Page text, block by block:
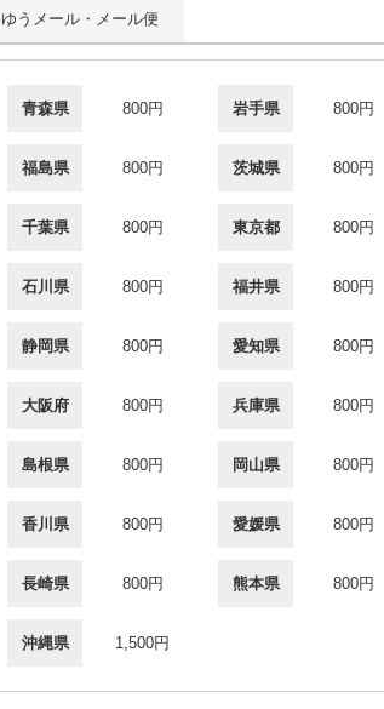
ゆうメール・メール便
青森県 800円 岩手県 800円
福島県 800円 茨城県 800円
千葉県 800円 東京都 800円
石川県 800円 福井県 800円
静岡県 800円 愛知県 800円
大阪府 800円 兵庫県 800円
島根県 800円 岡山県 800円
香川県 800円 愛媛県 800円
長崎県 800円 熊本県 800円
沖縄県 1,500円